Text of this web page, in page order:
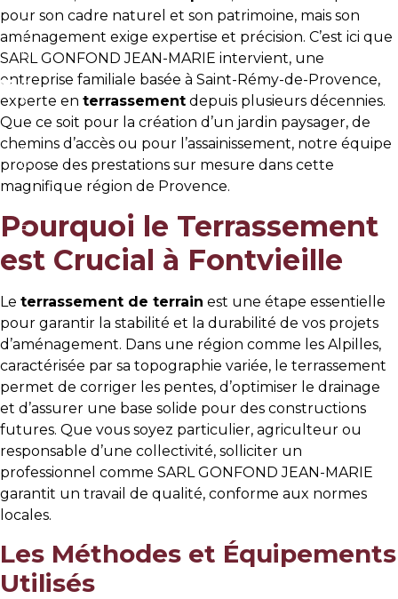
C
T
@
O
N
F
N
D
J
M
R
pour son cadre naturel et son patrimoine, mais son
aménagement exige expertise et précision. C’est ici que
SARL GONFOND JEAN-MARIE intervient, une
entreprise familiale basée à Saint-Rémy-de-Provence,
experte en terrassement depuis plusieurs décennies.
Que ce soit pour la création d’un jardin paysager, de
chemins d’accès ou pour l’assainissement, notre équipe
propose des prestations sur mesure dans cette
magnifique région de Provence.
Pourquoi le Terrassement
est Crucial à Fontvieille
Le terrassement de terrain est une étape essentielle
pour garantir la stabilité et la durabilité de vos projets
d’aménagement. Dans une région comme les Alpilles,
caractérisée par sa topographie variée, le terrassement
permet de corriger les pentes, d’optimiser le drainage
et d’assurer une base solide pour des constructions
futures. Que vous soyez particulier, agriculteur ou
responsable d’une collectivité, solliciter un
professionnel comme SARL GONFOND JEAN-MARIE
garantit un travail de qualité, conforme aux normes
locales.
Les Méthodes et Équipements
Utilisés